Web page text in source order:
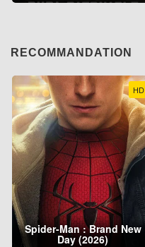
RECOMMANDATION
HD
Spider-Man : Brand New
Day (2026)